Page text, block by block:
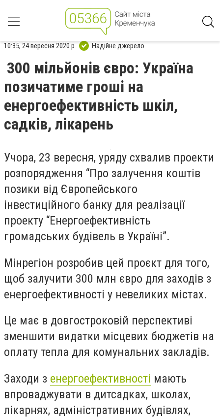
10:35, 24 вересня 2020 р. Надійне джерело
300 мільйонів євро: Україна
позичатиме гроші на
енергоефективність шкіл,
садків, лікарень
Учора, 23 вересня, уряду схвалив проекти
розпорядження “Про залучення коштів
позики від Європейського
інвестиційного банку для реалізації
проекту “Енергоефективність
громадських будівель в Україні”.
Мінрегіон розробив цей проєкт для того,
щоб залучити 300 млн євро для заходів з
енергоефективності у невеликих містах.
Це має в довгостроковій перспективі
зменшити видатки місцевих бюджетів на
оплату тепла для комунальних закладів.
Заходи з енергоефективності мають
впроваджувати в дитсадках, школах,
лікарнях, адміністративних будівлях,